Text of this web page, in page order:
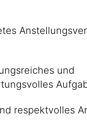
und
respektvolles